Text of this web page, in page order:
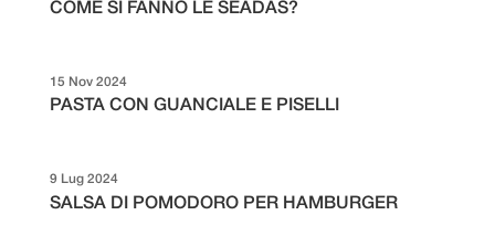
COME SI FANNO LE SEADAS?
PASTA CON GUANCIALE E PISELLI
15 Nov 2024
SALSA DI POMODORO PER HAMBURGER
9 Lug 2024